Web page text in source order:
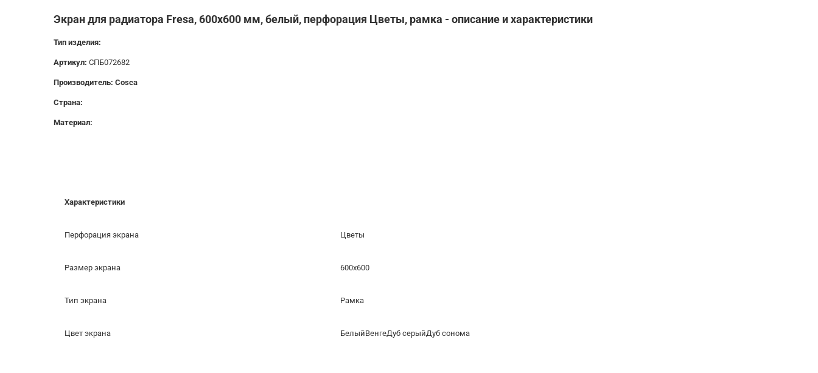
Экран для радиатора Fresa, 600х600 мм, белый, перфорация Цветы, рамка - описание и характеристики
Тип изделия:
Артикул: СПБ072682
Производитель: Cosca
Страна:
Материал:
Характеристики
Перфорация экрана Цветы
Размер экрана 600x600
Тип экрана Рамка
Цвет экрана БелыйВенгеДуб серыйДуб сонома